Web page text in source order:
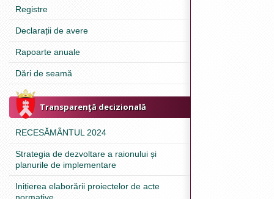
Registre
Declarații de avere
Rapoarte anuale
Dări de seamă
Transparenţă decizională
RECESĂMÂNTUL 2024
Strategia de dezvoltare a raionului și
planurile de implementare
Inițierea elaborării proiectelor de acte